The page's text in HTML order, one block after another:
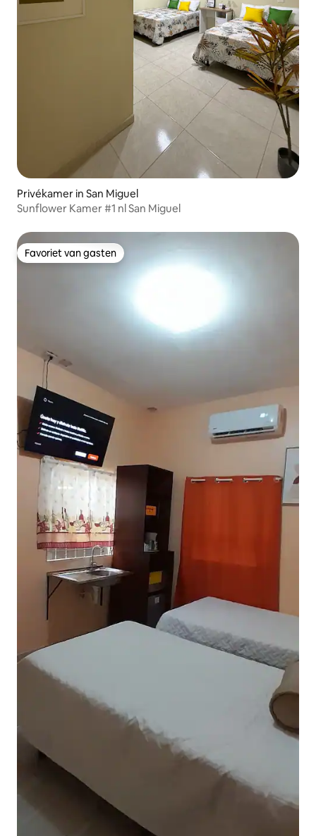
Privékamer in San Miguel
Sunflower Kamer #1 nl San Miguel
Favoriet van gasten
Favoriet van gasten